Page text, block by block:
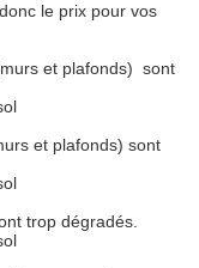
le prix pour vos
et plafonds) sont
et plafonds) sont
trop dégradés.